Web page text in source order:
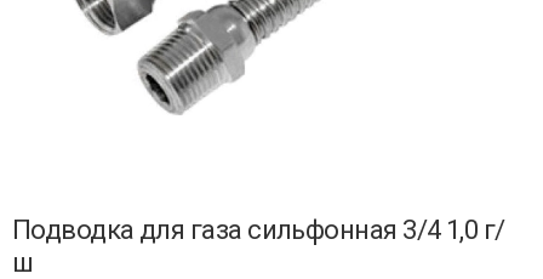
Подводка для газа сильфонная 3/4 1,0 г/
ш